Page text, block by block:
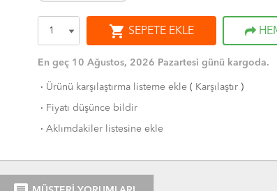
shopping_cart SEPETE EKLE
En geç 10 Ağustos, 2026 Pazartesi günü kargoda.
· Ürünü karşılaştırma listeme ekle( Karşılaştır)
· Fiyatı düşünce bildir
· Aklımdakiler listesine ekle